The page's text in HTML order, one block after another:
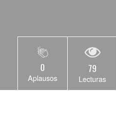
0
Aplausos
79
Lecturas